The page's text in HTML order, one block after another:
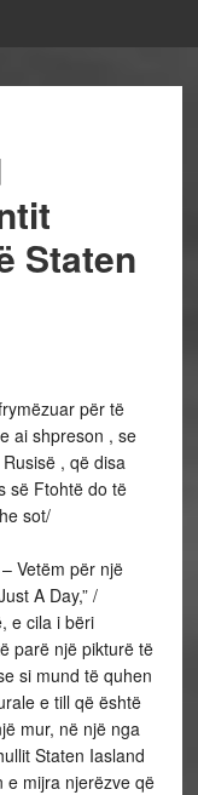
Staten
për të
ai shpreson , se
, që disa
së Ftohtë do të
sot/
Vetëm për një
A Day,” /
e cila i bëri
parë një pikturë të
si mund të quhen
e till që është
mur, në një nga
Staten Iasland
e mijra njerëzve që